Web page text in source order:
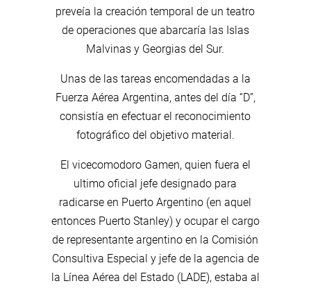
preveía la creación temporal de un teatro
de operaciones que abarcaría las Islas
Malvinas y Georgias del Sur.
Unas de las tareas encomendadas a la
Fuerza Aérea Argentina, antes del día “D”,
consistía en efectuar el reconocimiento
fotográfico del objetivo material.
El vicecomodoro Gamen, quien fuera el
ultimo oficial jefe designado para
radicarse en Puerto Argentino (en aquel
entonces Puerto Stanley) y ocupar el cargo
de representante argentino en la Comisión
Consultiva Especial y jefe de la agencia de
la Línea Aérea del Estado (LADE), estaba al